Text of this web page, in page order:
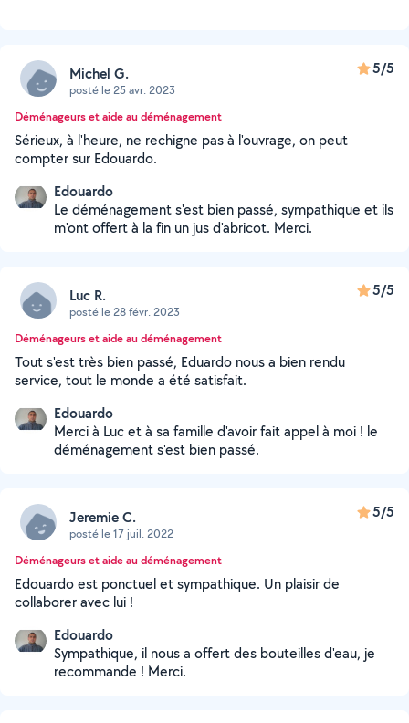
Michel G.
posté le 25 avr. 2023
5/5
Déménageurs et aide au déménagement
Sérieux, à l'heure, ne rechigne pas à l'ouvrage, on peut
compter sur Edouardo.
Edouardo
Le déménagement s'est bien passé, sympathique et ils
m'ont offert à la fin un jus d'abricot. Merci.
Luc R.
posté le 28 févr. 2023
5/5
Déménageurs et aide au déménagement
Tout s'est très bien passé, Eduardo nous a bien rendu
service, tout le monde a été satisfait.
Edouardo
Merci à Luc et à sa famille d'avoir fait appel à moi ! le
déménagement s'est bien passé.
Jeremie C.
posté le 17 juil. 2022
5/5
Déménageurs et aide au déménagement
Edouardo est ponctuel et sympathique. Un plaisir de
collaborer avec lui !
Edouardo
Sympathique, il nous a offert des bouteilles d'eau, je
recommande ! Merci.